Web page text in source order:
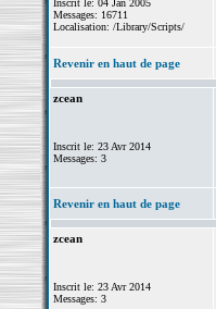
Inscrit le: 04 Jan 2005
Messages: 16711
Localisation: /Library/Scripts/
Revenir en haut de page
zcean
Inscrit le: 23 Avr 2014
Messages: 3
Revenir en haut de page
zcean
Inscrit le: 23 Avr 2014
Messages: 3